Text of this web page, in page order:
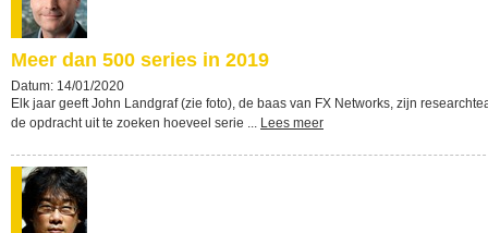
Meer dan 500 series in 2019
Datum: 14/01/2020
Elk jaar geeft John Landgraf (zie foto), de baas van FX Networks, zijn
de opdracht uit te zoeken hoeveel serie ... Lees meer